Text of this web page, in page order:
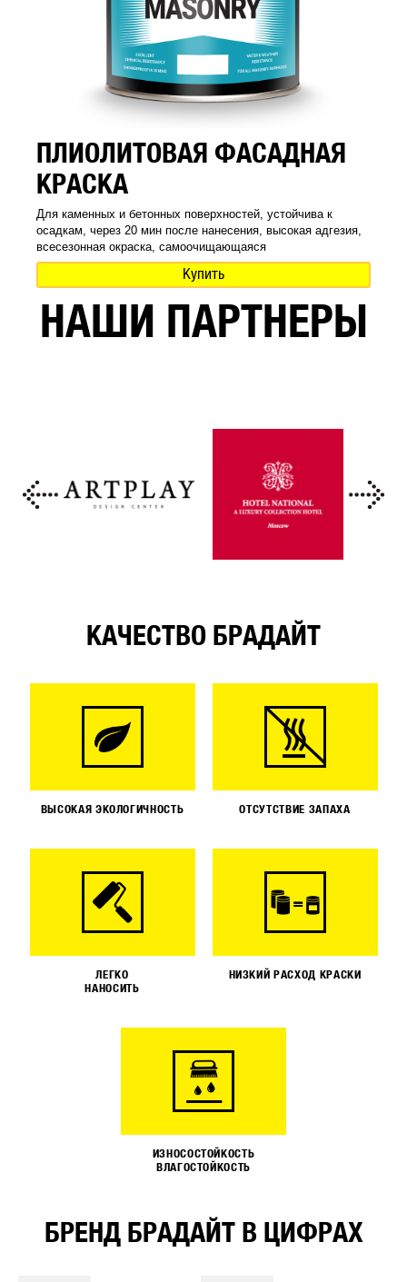
ПЛИОЛИТОВАЯ ФАСАДНАЯ
КРАСКА
Для каменных и бетонных поверхностей, устойчива к
осадкам, через 20 мин после нанесения, высокая адгезия,
всесезонная окраска, самоочищающаяся
Купить
НАШИ ПАРТНЕРЫ
КАЧЕСТВО БРАДАЙТ
ВЫСОКАЯ ЭКОЛОГИЧНОСТЬ ОТСУТСТВИЕ ЗАПАХА
ЛЕГКО
НАНОСИТЬ
НИЗКИЙ РАСХОД КРАСКИ
ИЗНОСОСТОЙКОСТЬ
ВЛАГОСТОЙКОСТЬ
БРЕНД БРАДАЙТ В ЦИФРАХ